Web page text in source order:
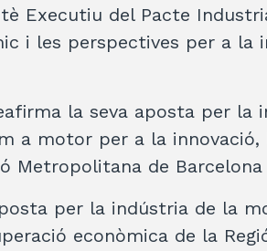
Executiu del Pacte
i les perspectives per a la
la seva aposta per la
a motor per a la innovació,
Metropolitana de Barcelona
per la indústria de la
econòmica de la